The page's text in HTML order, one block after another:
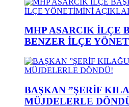
MHP ASARCIK İLÇE
BENZER İLÇE
BAŞKAN ”ŞERİF
MÜJDELERLE